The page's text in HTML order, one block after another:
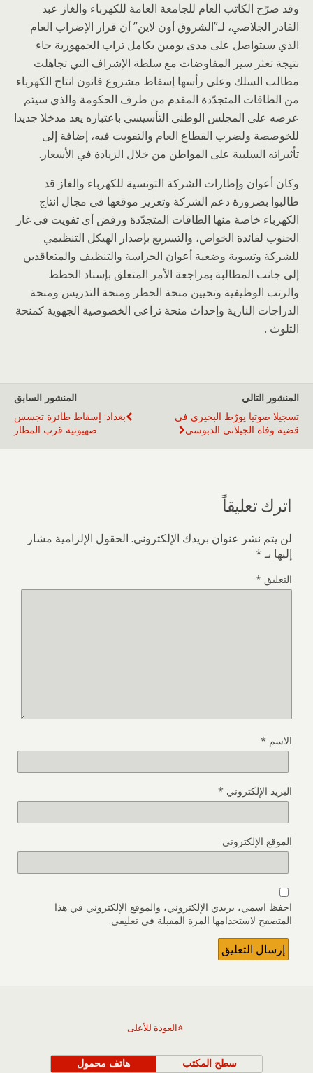
وقد صرّح الكاتب العام للجامعة العامة للكهرباء والغاز عبد
القادر الجلاصي، لـ”الشروق أون لاين” أن قرار الإضراب العام
الذي سيتواصل على مدى يومين بكامل تراب الجمهورية جاء
نتيجة تعثر سير المفاوضات مع سلطة الإشراف التي تجاهلت
مطالب السلك وعلى رأسها إسقاط مشروع قانون انتاج الكهرباء
من الطاقات المتجدّدة المقدم من طرف الحكومة والذي سيتم
عرضه على المجلس الوطني التأسيسي باعتباره يعد مدخلا جديدا
للخوصصة ولضرب القطاع العام والتفويت فيه، إضافة إلى
تأثيراته السلبية على المواطن من خلال الزيادة في الأسعار.
وكان أعوان وإطارات الشركة التونسية للكهرباء والغاز قد
طالبوا بضرورة دعم الشركة وتعزيز موقعها في مجال انتاج
الكهرباء خاصة منها الطاقات المتجدّدة ورفض أي تفويت في غاز
الجنوب لفائدة الخواص، والتسريع بإصدار الهيكل التنظيمي
للشركة وتسوية وضعية أعوان الحراسة والتنظيف والمتعاقدين
إلى جانب المطالبة بمراجعة الأمر المتعلق بإسناد الخطط
والرتب الوظيفية وتحيين منحة الخطر ومنحة التدريس ومنحة
الدراجات النارية وإحداث منحة تراعي الخصوصية الجهوية كمنحة
التلوث .
المنشور السابق
بغداد: إسقاط طائرة تجسس
صهيونية قرب المطار
المنشور التالي
تسجيلا صوتيا يورّط البحيري في
قضية وفاة الجيلاني الدبوسي
اترك تعليقاً
لن يتم نشر عنوان بريدك الإلكتروني. الحقول الإلزامية مشار
إليها بـ*
التعليق *
الاسم *
البريد الإلكتروني *
الموقع الإلكتروني
احفظ اسمي، بريدي الإلكتروني، والموقع الإلكتروني في هذا
المتصفح لاستخدامها المرة المقبلة في تعليقي.
العودة للأعلى
هاتف محمول سطح المكتب